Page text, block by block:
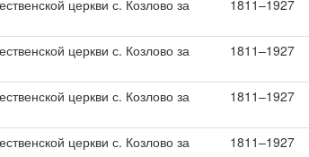
церкви с. Козлово за
1811–1927
церкви с. Козлово за
1811–1927
церкви с. Козлово за
1811–1927
церкви с. Козлово за
1811–1927